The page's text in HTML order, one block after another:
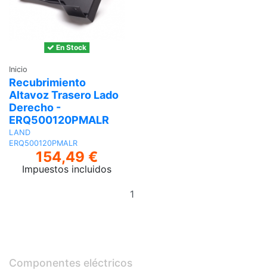
En Stock
Inicio
Recubrimiento
Altavoz Trasero Lado
Derecho -
ERQ500120PMALR
LAND
ERQ500120PMALR
154,49 €
Impuestos incluidos
Componentes eléctricos